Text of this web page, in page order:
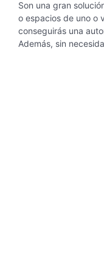
Son una gran
o espacios de uno o
conseguirás una
Además, sin